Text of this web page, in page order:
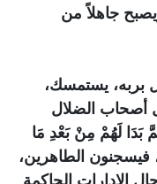
جاهلاً من
بربه، يستمسك،
أصحاب الضلال
بَدَا لَهُمْ مِنْ بَعْدِ مَا
لَيَسْجُنُنَّهُ حَتَّى حِينٍ (35)﴾، فيسجنون الطاهرين،